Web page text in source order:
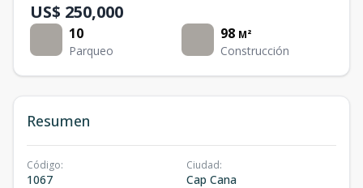
US$ 250,000
10
Parqueo
98 M²
Construcción
Resumen
Código:
1067
Ciudad:
Cap Cana